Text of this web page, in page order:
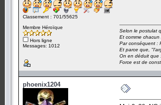
Classement : 701/55625
Membre Héroïque
Hors ligne
Messages: 1012
Selon le postulat
Et comme
Par conséquent :
Et parce que,
On en déduit que
Force est de
phoenix1204